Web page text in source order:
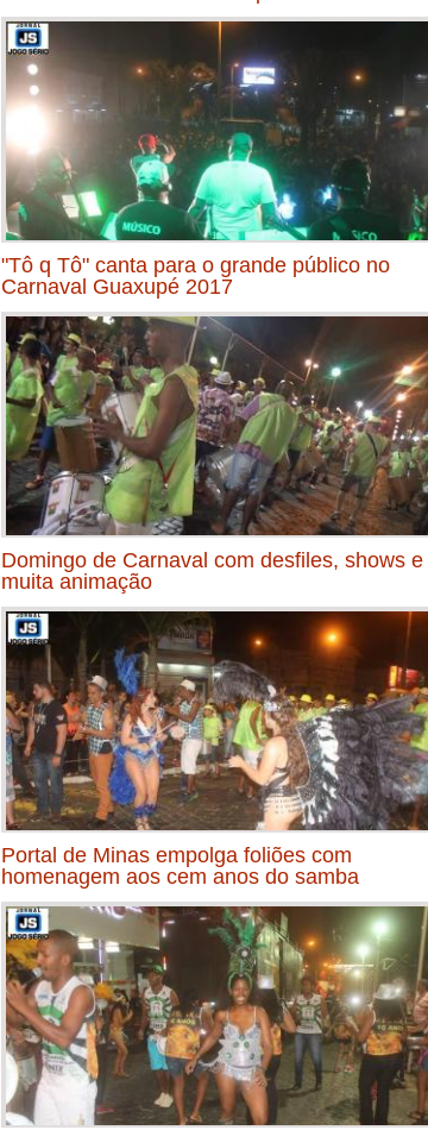
"Tô q Tô" canta para o grande público no
Carnaval Guaxupé 2017
Domingo de Carnaval com desfiles, shows e
muita animação
Portal de Minas empolga foliões com
homenagem aos cem anos do samba